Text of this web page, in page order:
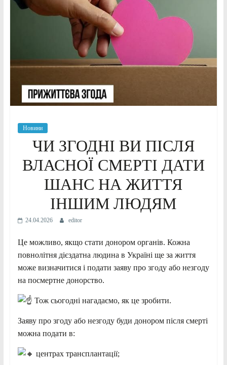
Новини
ЧИ ЗГОДНІ ВИ ПІСЛЯ
ВЛАСНОЇ СМЕРТІ ДАТИ
ШАНС НА ЖИТТЯ
ІНШИМ ЛЮДЯМ
24.04.2026 editor
Це можливо, якщо стати донором органів. Кожна
повнолітня дієздатна людина в Україні ще за життя
може визначитися і подати заяву про згоду або незгоду
на посмертне донорство.
Тож сьогодні нагадаємо, як це зробити.
Заяву про згоду або незгоду буди донором після смерті
можна подати в:
центрах трансплантації;